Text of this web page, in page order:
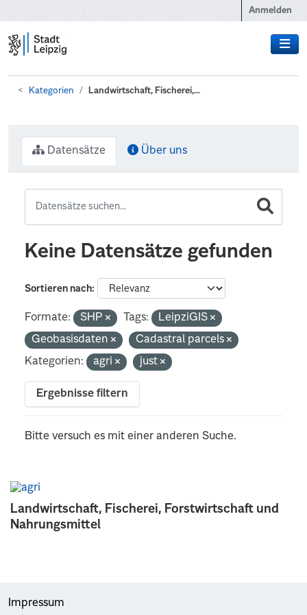
Anmelden
Kategorien Landwirtschaft, Fischerei,...
Landwirtschaft, Fischerei, Forstwirtschaft und
Nahrungsmittel
Datensätze Über uns
Keine Datensätze gefunden
Sortieren nach
Formate: SHP Tags:
LeipziGIS
Geobasisdaten
Cadastral parcels
Kategorien:
agri just
Ergebnisse filtern
Bitte versuch es mit einer anderen Suche.
Impressum